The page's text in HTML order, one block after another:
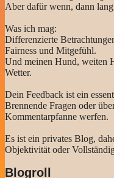
Aber dafür wenn, dann
Was ich mag:
Differenzierte
Fairness und Mitgefühl.
Und meinen Hund, weiten
Wetter.
Dein Feedback ist ein
Brennende Fragen oder
Kommentarpfanne werfen.
Es ist ein privates Blog,
Objektivität oder
Blogroll